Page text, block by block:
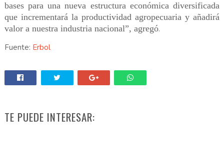
bases para una nueva estructura económica diversificada
que incrementará la productividad agropecuaria y añadirá
valor a nuestra industria nacional”, agregó.
Fuente: Erbol
TE PUEDE INTERESAR: